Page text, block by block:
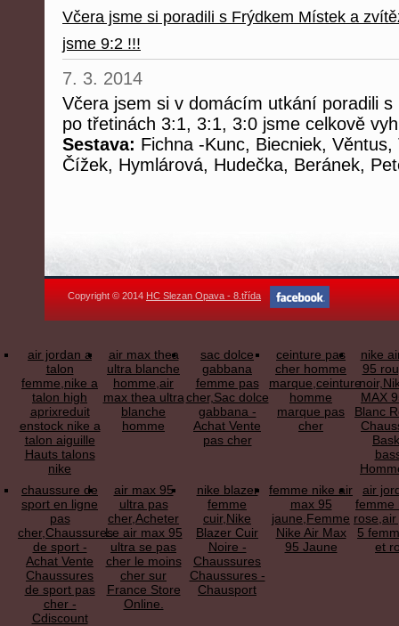
Včera jsme si poradili s Frýdkem Místek a
jsme 9:2 !!!
7. 3. 2014
Včera jsem si v domácím utkání poradili
po třetinách 3:1, 3:1, 3:0 jsme celkově
Sestava: Fichna -Kunc, Biecniek, Věntus,
Čížek, Hymlárová, Hudečka, Beránek,
Copyright © 2014 HC Slezan Opava - 8.třída
air jordan a
talon
femme,nike a
talon high
aprixreduit
enstock nike a
talon aiguille
Hauts talons
nike
air max thea
ultra blanche
homme,air
max thea ultra
blanche
homme
sac dolce
gabbana
femme pas
cher,Sac dolce
gabbana -
Achat Vente
pas cher
ceinture pas
cher homme
marque,ceinture
homme
marque pas
cher
nike
95
MAX
Blanc
chaussure de
sport en ligne
pas
cher,Chaussures
de sport -
Achat Vente
Chaussures
de sport pas
cher -
Cdiscount
air max 95
ultra pas
cher,Acheter
Le air max 95
ultra se pas
cher le moins
cher sur
France Store
Online.
nike blazer
femme
cuir,Nike
Blazer Cuir
Noire -
Chaussures
Chaussures -
Chausport
femme nike air
max 95
jaune,Femme
Nike Air Max
95 Jaune
air
femme
5
et